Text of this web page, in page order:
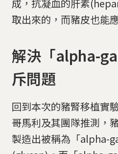
成，抗凝血的肝素
取出來的，而豬皮也能
解決「alpha-
斥問題
回到本次的豬腎移植實
哥馬利及其團隊推測，
製造出被稱為「alpha-